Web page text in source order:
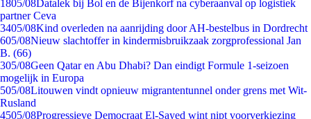
1805/08Datalek bij Bol en de Bijenkorf na cyberaanval op logistiek
partner Ceva
3405/08Kind overleden na aanrijding door AH-bestelbus in Dordrecht
605/08Nieuw slachtoffer in kindermisbruikzaak zorgprofessional Jan
B. (66)
305/08Geen Qatar en Abu Dhabi? Dan eindigt Formule 1-seizoen
mogelijk in Europa
505/08Litouwen vindt opnieuw migrantentunnel onder grens met Wit-
Rusland
4505/08Progressieve Democraat El-Sayed wint nipt voorverkiezing